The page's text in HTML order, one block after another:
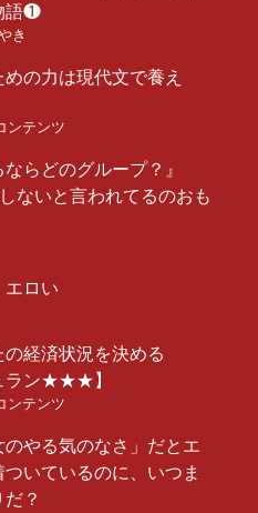
語❶
き
の力は現代文で養え
ンテンツ
らどのグループ？』
ないと言われてるのおも
エロい
の経済状況を決める
ラン★★★】
ンテンツ
やる気のなさ」だとエ
いているのに、いつま
？